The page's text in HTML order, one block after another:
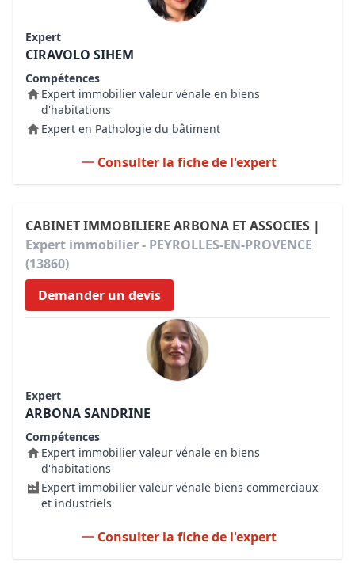
Expert
CIRAVOLO SIHEM
Compétences
Expert immobilier valeur vénale en biens
d'habitations
Expert en Pathologie du bâtiment
Consulter la fiche de l'expert
CABINET IMMOBILIERE ARBONA ET ASSOCIES |
Expert immobilier - PEYROLLES-EN-PROVENCE
(13860)
Demander un devis
Expert
ARBONA SANDRINE
Compétences
Expert immobilier valeur vénale en biens
d'habitations
Expert immobilier valeur vénale biens commerciaux
et industriels
Consulter la fiche de l'expert